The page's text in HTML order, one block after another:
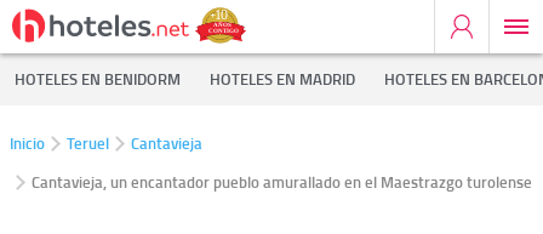
HOTELES EN BENIDORM HOTELES EN MADRID HOTELES EN
Inicio Teruel
Cantavieja
Cantavieja, un encantador pueblo amurallado en el Maestrazgo turolense